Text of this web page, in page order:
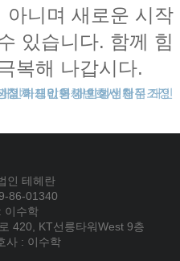
아니며 새로운 시작
있습니다. 함께 힘
복해 나갑시다.
절차 개인회생변호사
인회생비용 개인회생단점
청 카드값연체 회생신청
인 테헤란
86-01340
이수학
420, KT선릉타워West 9층
사 : 이수학